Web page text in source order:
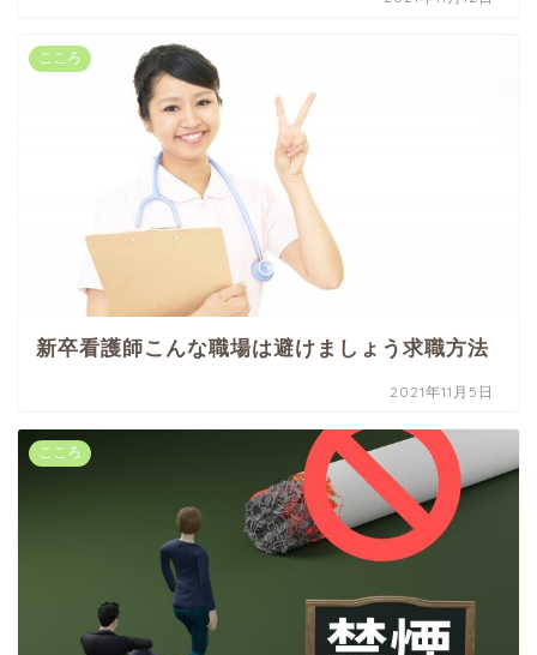
こころ
新卒看護師こんな職場は避けましょう求職方法
2021年11月5日
こころ